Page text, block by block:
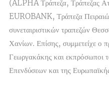
(ALPHA Τράπεζα, Τράπεζας
EUROBANK, Τράπεζα
συνεταιριστικών τραπεζών
Χανίων. Επίσης, συμμετείχε
Γεωργακάκης και εκπρόσωποι
Επενδύσεων και της